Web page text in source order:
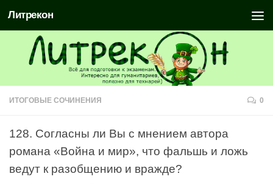
Литрекон
ИТОГОВЫЕ СОЧИНЕНИЯ 0
128. Согласны ли Вы с мнением автора
романа «Война и мир», что фальшь и ложь
ведут к разобщению и вражде?